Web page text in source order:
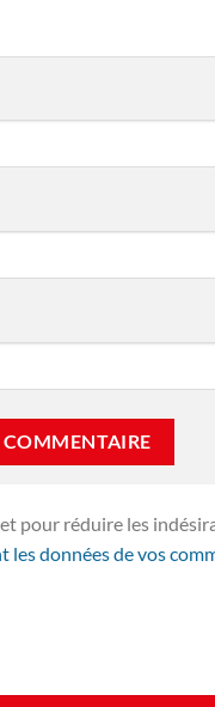
pour réduire les
les données de vos